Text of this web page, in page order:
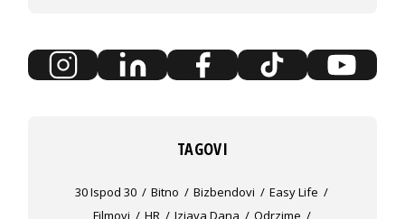
TAGOVI
30 Ispod 30 Bitno Bizbendovi
Easy Life
Filmovi
HR Izjava Dana
Odrzime